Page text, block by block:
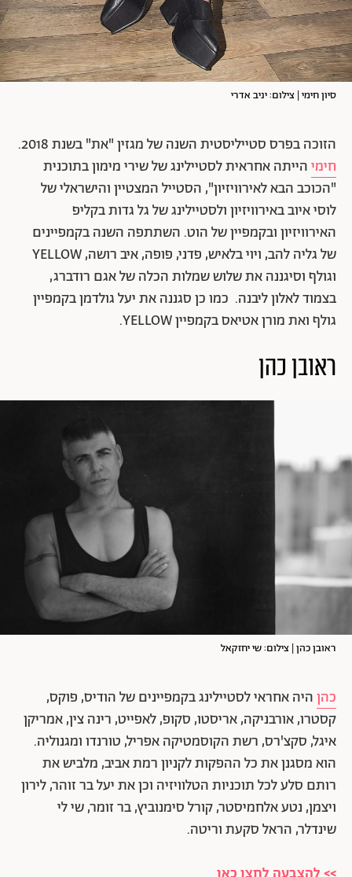
סיון חימי | צילום: יניב אדרי
הזוכה בפרס סטייליסטית השנה של מגזין "את" בשנת 2018.
חימיהייתה אחראית לסטיילינג של שירי מימון בתוכנית
"הכוכב הבא לאירוויזיון", הסטייל המצטיין והישראלי של
לוסי איוב באירוויזיון ולסטיילינג של גל גדות בקליפ
האירוויזיון ובקמפיין של הוט. השתתפה השנה בקמפיינים
של גליה להב, ויוי בלאיש, פדני, פופה, איב רושה, YELLOW
וגולף וסיגננה את שלוש שמלות הכלה של אגם רודברג,
בצמוד לאלון ליבנה. כמו כן סגננה את יעל גולדמן בקמפיין
גולף ואת מורן אטיאס בקמפיין YELLOW.
ראובן כהן
ראובן כהן | צילום: שי יחזקאל
כהןהיה אחראי לסטיילינג בקמפיינים של הודיס, פוקס,
קסטרו, אורבניקה, אריסטו, סקופ, לאפייט, רינה צין, אמריקן
איגל, סקצ'רס, רשת הקוסמטיקה אפריל, טורנדו ומגנוליה.
הוא מסגנן את כל ההפקות לקניון רמת אביב, מלביש את
רותם סלע לכל תוכניות הטלוויזיה וכן את יעל בר זוהר, לירון
ויצמן, נטע אלחמיסטר, קורל סימנוביץ, בר זומר, שי לי
שינדלר, הראל סקעת וריטה.